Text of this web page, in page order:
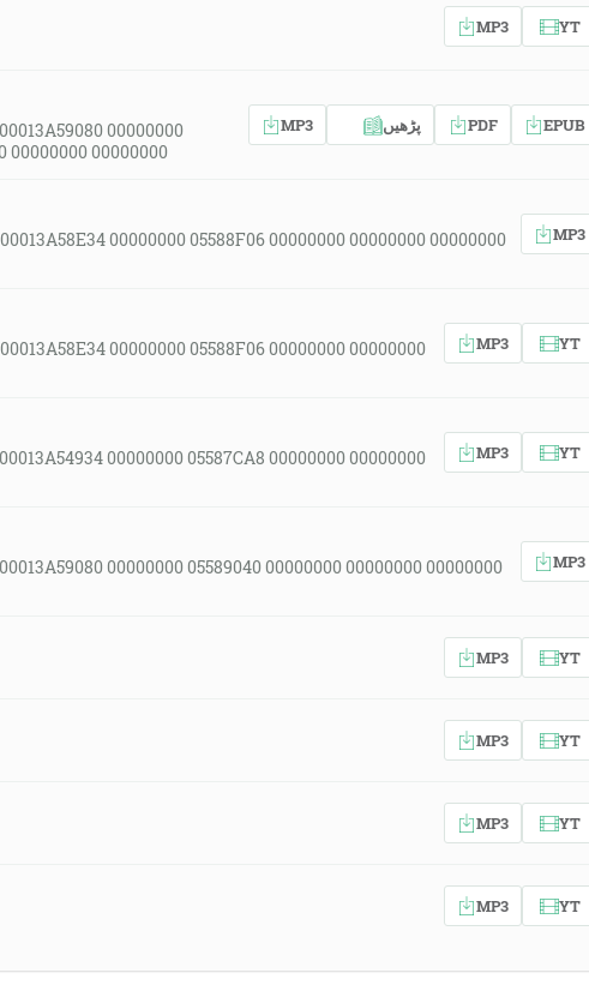
MP3 YT
00000000
00000000 00000000
MP3 پڑھیں PDF EPUB
00000000 05588F06 00000000 00000000 00000000
MP3
00000000 05588F06 00000000 00000000
MP3 YT
00000000 05587CA8 00000000 00000000
MP3 YT
00000000 05589040 00000000 00000000 00000000
MP3
MP3 YT
MP3 YT
MP3 YT
MP3 YT